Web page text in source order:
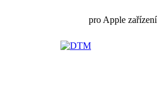
pro Apple zařízení